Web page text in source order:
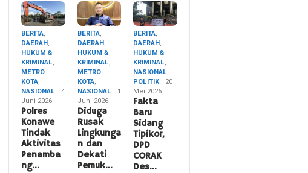
BERITA,
DAERAH,
HUKUM &
KRIMINAL,
METRO
KOTA,
NASIONAL
4
Juni 2026
Polres
Konawe
Tindak
Aktivitas
Penamba
ng…
BERITA,
DAERAH,
HUKUM &
KRIMINAL,
METRO
KOTA,
NASIONAL
1
Juni 2026
Diduga
Rusak
Lingkunga
n dan
Dekati
Pemuk…
BERITA,
DAERAH,
HUKUM &
KRIMINAL,
NASIONAL,
POLITIK
20
Mei 2026
Fakta
Baru
Sidang
Tipikor,
DPD
CORAK
Des…